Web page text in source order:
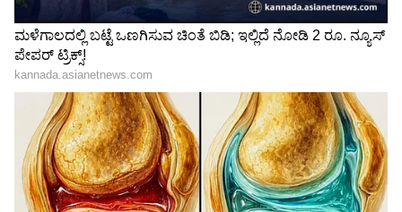
3. 56432 ಹುದ್ದೆ ನೇಮಕಾತಿ ವೇಳಾಪಟ್ಟಿ ಪ್ರಕಟ
ನಿರುದ್ಯೊಗ ಸಮಸ್ಯೆ ನಿವಾರಣೆ ನಿಟ್ಟಿನಲ್ಲಿ 56,432 ಖಾಲಿ
ಹುದ್ದೆ ಭರ್ತಿಗೆ ಸಚಿವ ಸಂಪುಟ ಸಭೆ ನಿರ್ಧರಿಸಿದೆ.
ಸಿದ್ದರಾಮಯ್ಯ ಮುಖ್ಯಮಂತ್ರಿಯಾಗಿದ್ದಾಗ ಪ್ರಕಟಿಸಲಾಗಿದ್ದ
ಹುದ್ದೆಗಳ ನೇಮಕ ಸಂಬಂಧ ಮುಂದಿನ ಸಂಪುಟ ಸಭೆಯೊಳಗೆ
ವೇಳಾಪಟ್ಟಿ ಸಿದ್ಧಪಡಿಸಿ ಪ್ರಕಟಿಸುವಂತೆ ಅಧಿಕಾರಿಗಳಿಗೆ ಸಿಎಂ